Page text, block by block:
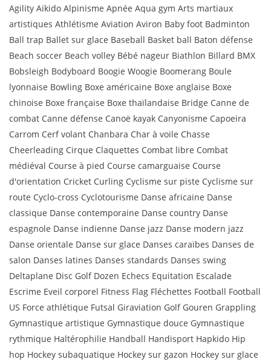
Agility Aikido Alpinisme Apnée Aqua gym Arts martiaux
artistiques Athlétisme Aviation Aviron Baby foot Badminton
Ball trap Ballet sur glace Baseball Basket ball Baton défense
Beach soccer Beach volley Bébé nageur Biathlon Billard BMX
Bobsleigh Bodyboard Boogie Woogie Boomerang Boule
lyonnaise Bowling Boxe américaine Boxe anglaise Boxe
chinoise Boxe française Boxe thaïlandaise Bridge Canne de
combat Canne défense Canoë kayak Canyonisme Capoeira
Carrom Cerf volant Chanbara Char à voile Chasse
Cheerleading Cirque Claquettes Combat libre Combat
médiéval Course à pied Course camarguaise Course
d'orientation Cricket Curling Cyclisme sur piste Cyclisme sur
route Cyclo-cross Cyclotourisme Danse africaine Danse
classique Danse contemporaine Danse country Danse
espagnole Danse indienne Danse jazz Danse modern jazz
Danse orientale Danse sur glace Danses caraïbes Danses de
salon Danses latines Danses standards Danses swing
Deltaplane Disc Golf Dozen Echecs Equitation Escalade
Escrime Eveil corporel Fitness Flag Fléchettes Football Football
US Force athlétique Futsal Giraviation Golf Gouren Grappling
Gymnastique artistique Gymnastique douce Gymnastique
rythmique Haltérophilie Handball Handisport Hapkido Hip
hop Hockey subaquatique Hockey sur gazon Hockey sur glace